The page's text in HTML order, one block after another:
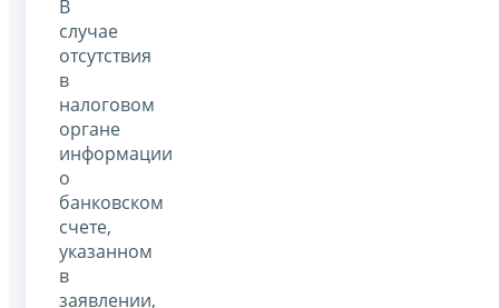
В
случае
отсутствия
в
налоговом
органе
информации
о
банковском
счете,
указанном
в
заявлении,